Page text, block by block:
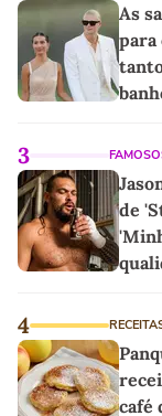
As
para
3
de
4
café